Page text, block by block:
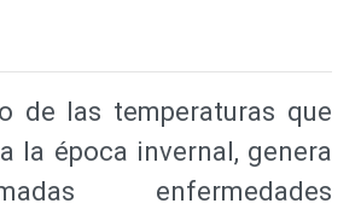
de las temperaturas que
la época invernal, genera
enfermedades